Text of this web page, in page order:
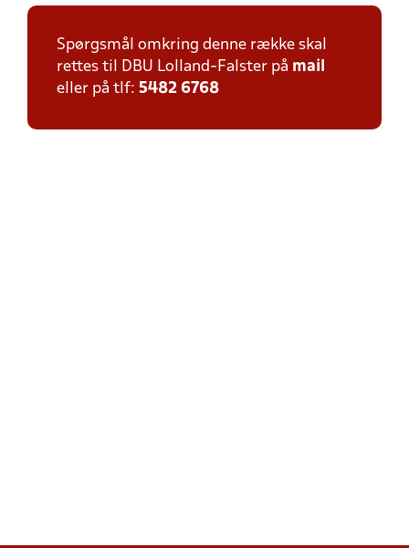
Spørgsmål omkring denne række skal
rettes til DBU Lolland-Falster på mail
eller på tlf: 5482 6768